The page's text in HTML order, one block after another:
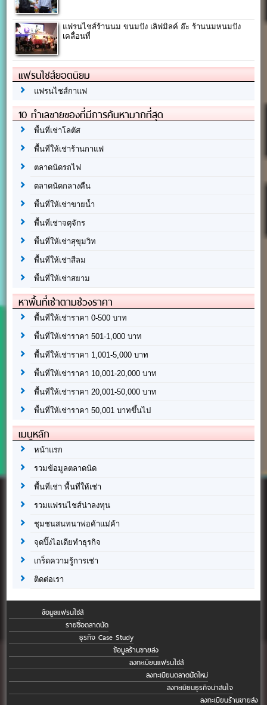
แฟรนไชส์ร้านนม ขนมปัง เลิฟมิลค์ อ๊ะ ร้านนมหนมปัง
เคลื่อนที่
แฟรนไชส์ยอดนิยม
แฟรนไชส์กาแฟ
10 ทำเลขายของที่มีการค้นหามากที่สุด
พื้นที่เช่าโลตัส
พื้นที่ให้เช่าร้านกาแฟ
ตลาดนัดรถไฟ
ตลาดนัดกลางคืน
พื้นที่ให้เช่าขายน้ำ
พื้นที่เช่าจตุจักร
พื้นที่ให้เช่าสุขุมวิท
พื้นที่ให้เช่าสีลม
พื้นที่ให้เช่าสยาม
หาพื้นที่เช่าตามช่วงราคา
พื้นที่ให้เช่าราคา 0-500 บาท
พื้นที่ให้เช่าราคา 501-1,000 บาท
พื้นที่ให้เช่าราคา 1,001-5,000 บาท
พื้นที่ให้เช่าราคา 10,001-20,000 บาท
พื้นที่ให้เช่าราคา 20,001-50,000 บาท
พื้นที่ให้เช่าราคา 50,001 บาทขึ้นไป
เมนูหลัก
หน้าแรก
รวมข้อมูลตลาดนัด
พื้นที่เช่า พื้นที่ให้เช่า
รวมแฟรนไชส์น่าลงทุน
ชุมชนสนทนาพ่อค้าแม่ค้า
จุดปิ๊งไอเดียทำธุรกิจ
เกร็ดความรู้การเช่า
ติดต่อเรา
ข้อมูลแฟรนไชส์
รายชื่อตลาดนัด
ธุรกิจ Case Study
ข้อมูลร้านขายส่ง
ลงทะเบียนแฟรนไชส์
ลงทะเบียนตลาดนัดใหม่
ลงทะเบียนธุรกิจน่าสนใจ
ลงทะเบียนร้านขายส่ง